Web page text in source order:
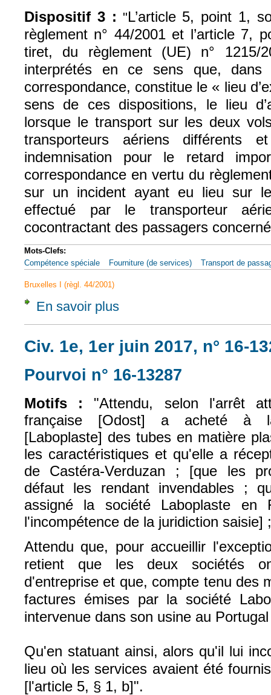
Dispositif 3 : "L’article 5, point 1,
règlement n° 44/2001 et l’article 7,
tiret, du règlement (UE) n° 1215/
interprétés en ce sens que,
correspondance, constitue le « lieu
sens de ces dispositions, le lieu
lorsque le transport sur les deux
transporteurs aériens différents
indemnisation pour le retard
correspondance en vertu du
sur un incident ayant eu lieu sur
effectué par le transporteur
cocontractant des passagers
Mots-Clefs:
Compétence spéciale
Fourniture (de services) Transport de
Bruxelles I (règl. 44/2001)
En savoir plus
Civ. 1e, 1er juin 2017, n° 16-
Pourvoi n° 16-13287
Motifs : "Attendu, selon l'arrêt
française [Odost] a acheté à
[Laboplaste] des tubes en matière
les caractéristiques et qu'elle a
de Castéra-Verduzan ; [que les
défaut les rendant invendables ;
assigné la société Laboplaste en
l'incompétence de la juridiction saisie] ;
Attendu que, pour accueillir
retient que les deux sociétés
d'entreprise et que, compte tenu des
factures émises par la société
intervenue dans son usine au
Qu'en statuant ainsi, alors qu'il lui
lieu où les services avaient été
[l'article 5, § 1, b]".